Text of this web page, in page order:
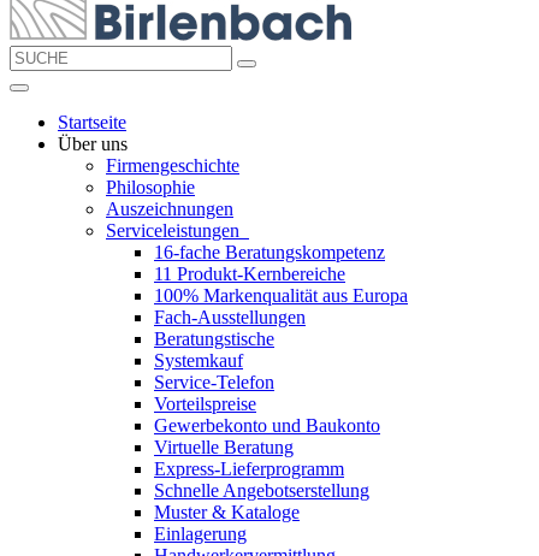
Startseite
Über uns
Firmengeschichte
Philosophie
Auszeichnungen
Serviceleistungen
16-fache Beratungskompetenz
11 Produkt-Kernbereiche
100% Markenqualität aus Europa
Fach-Ausstellungen
Beratungstische
Systemkauf
Service-Telefon
Vorteilspreise
Gewerbekonto und Baukonto
Virtuelle Beratung
Express-Lieferprogramm
Schnelle Angebotserstellung
Muster & Kataloge
Einlagerung